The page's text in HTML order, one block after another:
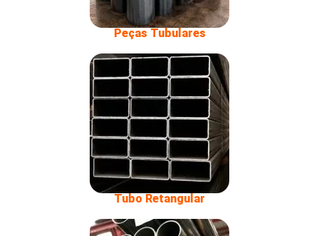
Peças Tubulares
Tubo Retangular